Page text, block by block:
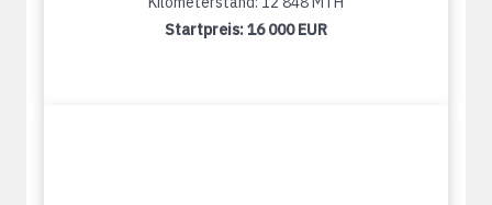
Startpreis:16 000 EUR